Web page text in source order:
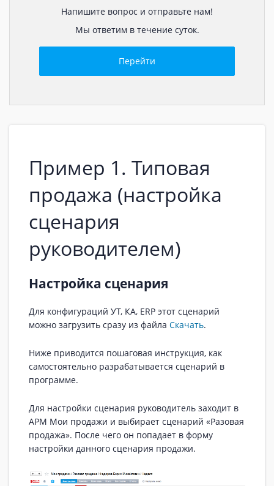
Пример 1. Типовая
продажа (настройка
сценария
руководителем)
Настройка сценария
Для конфигураций УТ, КА, ERP этот сценарий
можно загрузить сразу из файла Скачать.
Ниже приводится пошаговая инструкция, как
самостоятельно разрабатывается сценарий в
программе.
Для настройки сценария руководитель заходит в
АРМ Мои продажи и выбирает сценарий «Разовая
продажа». После чего он попадает в форму
настройки данного сценария продажи.
Напишите вопрос и отправьте нам!
Мы ответим в течение суток.
Перейти